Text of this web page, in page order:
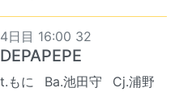
日目 16:00 32
もに Ba.池田守
Cj.浦野